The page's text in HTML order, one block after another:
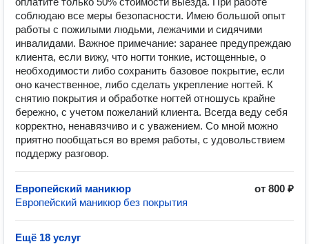
соблюдаю все меры безопасности. Имею большой опыт
работы с пожилыми людьми, лежачими и сидячими
инвалидами. Важное примечание: заранее предупреждаю
клиента, если вижу, что ногти тонкие, истощенные, о
необходимости либо сохранить базовое покрытие, если
оно качественное, либо сделать укрепление ногтей. К
снятию покрытия и обработке ногтей отношусь крайне
бережно, с учетом пожеланий клиента. Всегда веду себя
корректно, ненавязчиво и с уважением. Со мной можно
приятно пообщаться во время работы, с удовольствием
поддержу разговор.
Европейский маникюр
от 800 ₽
Европейский маникюр без покрытия
Ещё 18 услуг